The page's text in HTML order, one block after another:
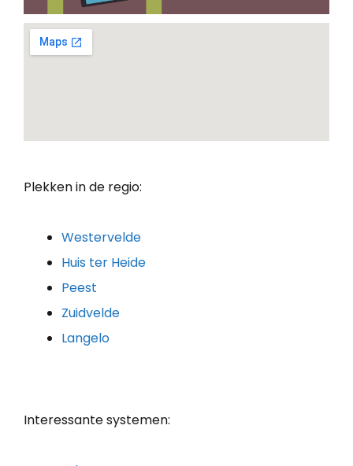
Plekken in de regio:
Westervelde
Huis ter Heide
Peest
Zuidvelde
Langelo
Interessante systemen: